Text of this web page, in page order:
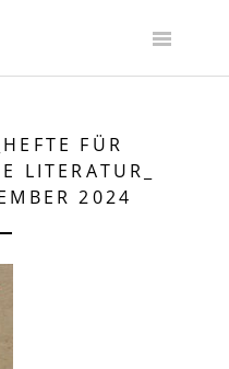
FÜR
LITERATUR_
2024